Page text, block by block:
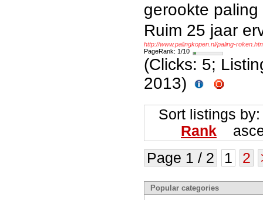
gerookte
Ruim 25 jaar
http://www.palingkopen.nl/paling-
PageRank: 1/10
(Clicks: 5;
2013)
Sort listings
Rank
Page 1 / 2
1 2
Popular categories